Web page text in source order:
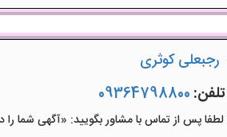
رجبعلی کوثری
تلفن: 09364798800
لطفا پس از تماس با مشاور بگویید: «آگهی شما را در سایت